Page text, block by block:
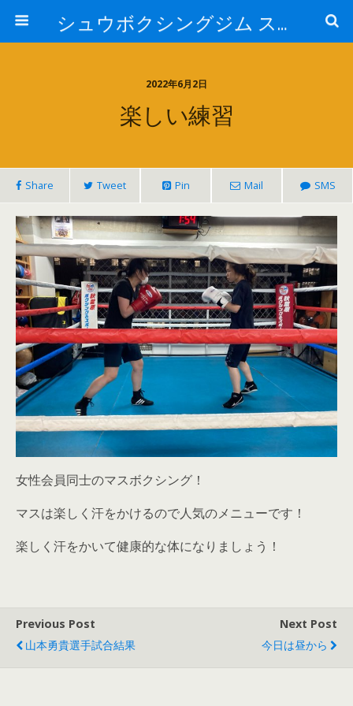
シュウボクシングジム スタッフブログ
2022年6月2日
楽しい練習
Share Tweet Pin Mail SMS
女性会員同士のマスボクシング！
マスは楽しく汗をかけるので人気のメニューです！
楽しく汗をかいて健康的な体になりましょう！
Previous Post
山本勇貴選手試合結果
Next Post
今日は昼から